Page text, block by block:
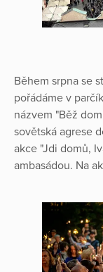
Během srpna se
pořádáme v
názvem "Běž
sovětská agrese
akce "Jdi domů,
ambasádou. Na